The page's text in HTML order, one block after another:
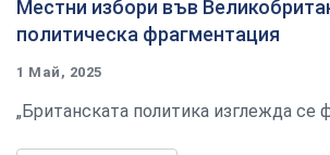
Местни избори във
политическа фрагментация
1 Май, 2025
„Британската политика изглежда се